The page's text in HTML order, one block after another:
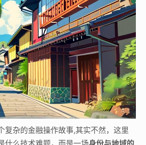
复杂的金融操作故事,其实不然，这里